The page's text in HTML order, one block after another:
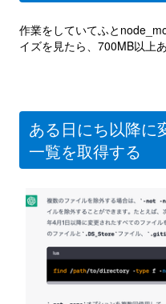
作業をしていてふと
イズを見たら、700MB以上
ある日にち以降に
一覧を取得する